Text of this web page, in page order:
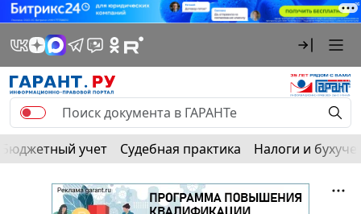
Бюджетный учет Судебная практика Налоги и